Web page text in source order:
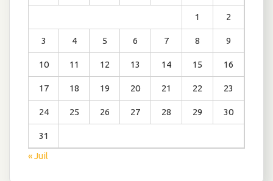
1 2
3 4 5 6 7 8 9
10 11 12 13 14 15 16
17 18 19 20 21 22 23
24 25 26 27 28 29 30
31
« Juil